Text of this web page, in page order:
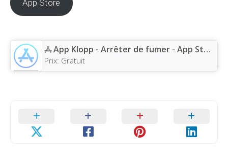
App Store
App Klopp - Arrêter de fumer - App Store
Prix: Gratuit